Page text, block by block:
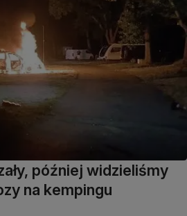
później widzieliśmy
na kempingu